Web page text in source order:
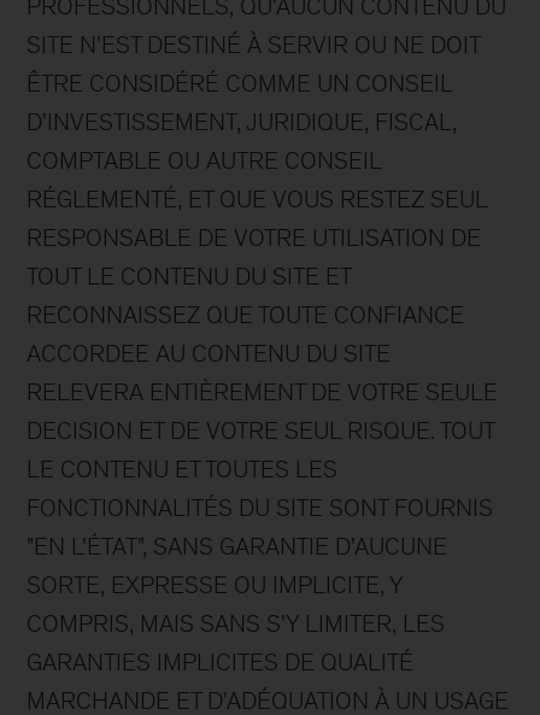
PROFESSIONNELS, QU'AUCUN CONTENU DU
SITE N'EST DESTINÉ À SERVIR OU NE DOIT
ÊTRE CONSIDÉRÉ COMME UN CONSEIL
D'INVESTISSEMENT, JURIDIQUE, FISCAL,
COMPTABLE OU AUTRE CONSEIL
RÉGLEMENTÉ, ET QUE VOUS RESTEZ SEUL
RESPONSABLE DE VOTRE UTILISATION DE
TOUT LE CONTENU DU SITE ET
RECONNAISSEZ QUE TOUTE CONFIANCE
ACCORDEE AU CONTENU DU SITE
RELEVERA ENTIÈREMENT DE VOTRE SEULE
DECISION ET DE VOTRE SEUL RISQUE. TOUT
LE CONTENU ET TOUTES LES
FONCTIONNALITÉS DU SITE SONT FOURNIS
"EN L'ÉTAT", SANS GARANTIE D'AUCUNE
SORTE, EXPRESSE OU IMPLICITE, Y
COMPRIS, MAIS SANS S'Y LIMITER, LES
GARANTIES IMPLICITES DE QUALITÉ
MARCHANDE ET D'ADÉQUATION À UN USAGE